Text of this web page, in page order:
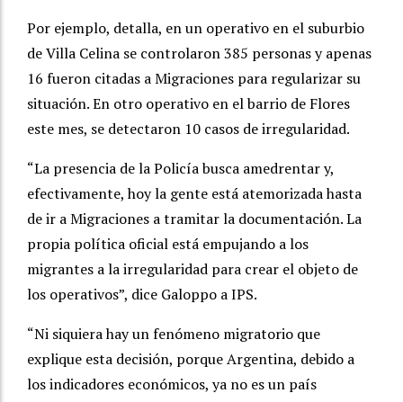
Por ejemplo, detalla, en un operativo en el suburbio
de Villa Celina se controlaron 385 personas y apenas
16 fueron citadas a Migraciones para regularizar su
situación. En otro operativo en el barrio de Flores
este mes, se detectaron 10 casos de irregularidad.
“La presencia de la Policía busca amedrentar y,
efectivamente, hoy la gente está atemorizada hasta
de ir a Migraciones a tramitar la documentación. La
propia política oficial está empujando a los
migrantes a la irregularidad para crear el objeto de
los operativos”, dice Galoppo a IPS.
“Ni siquiera hay un fenómeno migratorio que
explique esta decisión, porque Argentina, debido a
los indicadores económicos, ya no es un país